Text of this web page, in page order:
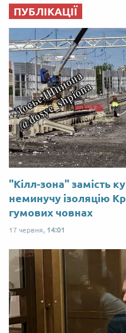
ПУБЛІКАЦІЇ
"Кілл-зона" замість
неминучу ізоляцію
гумових човнах
17 червня, 14:01